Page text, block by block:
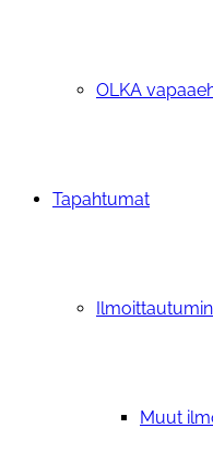
OLKA
Tapahtumat
Muut